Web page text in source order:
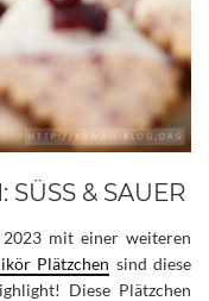
SÜSS & SAUER
2023 mit einer weiteren
Plätzchen sind diese
Diese Plätzchen